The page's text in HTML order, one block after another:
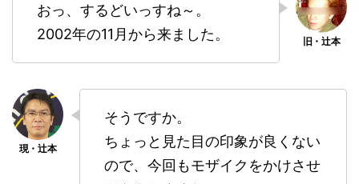
おっ、するどいっすね～。
2002年の11月から来ました。
そうですか。
ちょっと見た目の印象が良くない
ので、今回もモザイクをかけさせ